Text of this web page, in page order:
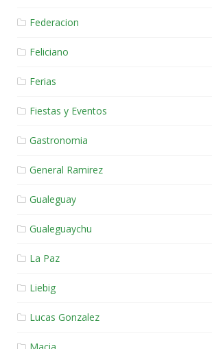
Federacion
Feliciano
Ferias
Fiestas y Eventos
Gastronomia
General Ramirez
Gualeguay
Gualeguaychu
La Paz
Liebig
Lucas Gonzalez